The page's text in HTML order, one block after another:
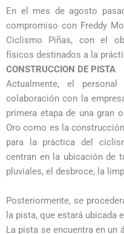
En el mes de agosto
compromiso con Freddy
Ciclismo Piñas, con el
físicos destinados a la
CONSTRUCCION DE PISTA
Actualmente, el
colaboración con la
primera etapa de una gran
Oro como es la
para la práctica del
centran en la ubicación de
pluviales, el desbroce, la
Posteriormente, se
la pista, que estará ubicada
La pista se encuentra en un